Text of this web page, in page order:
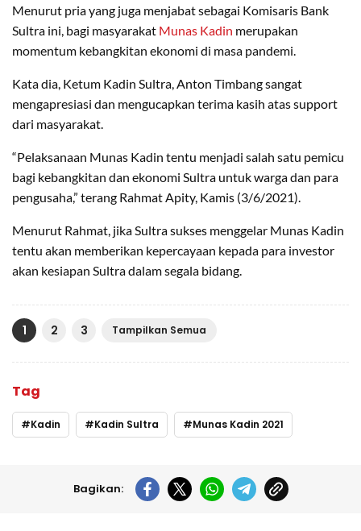
Menurut pria yang juga menjabat sebagai Komisaris Bank
Sultra ini, bagi masyarakat Munas Kadin merupakan
momentum kebangkitan ekonomi di masa pandemi.
Kata dia, Ketum Kadin Sultra, Anton Timbang sangat
mengapresiasi dan mengucapkan terima kasih atas support
dari masyarakat.
“Pelaksanaan Munas Kadin tentu menjadi salah satu pemicu
bagi kebangkitan dan ekonomi Sultra untuk warga dan para
pengusaha,” terang Rahmat Apity, Kamis (3/6/2021).
Menurut Rahmat, jika Sultra sukses menggelar Munas Kadin
tentu akan memberikan kepercayaan kepada para investor
akan kesiapan Sultra dalam segala bidang.
1 2 3 Tampilkan Semua
Tag
Kadin Kadin Sultra Munas Kadin 2021
Bagikan: